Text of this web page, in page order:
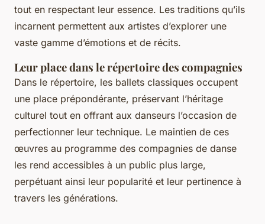
tout en respectant leur essence. Les traditions qu’ils
incarnent permettent aux artistes d’explorer une
vaste gamme d’émotions et de récits.
Leur place dans le répertoire des compagnies
Dans le répertoire, les ballets classiques occupent
une place prépondérante, préservant l’héritage
culturel tout en offrant aux danseurs l’occasion de
perfectionner leur technique. Le maintien de ces
œuvres au programme des compagnies de danse
les rend accessibles à un public plus large,
perpétuant ainsi leur popularité et leur pertinence à
travers les générations.